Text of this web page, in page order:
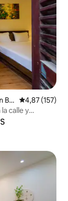
Ba
Calificación
4,87 (157)
calle y